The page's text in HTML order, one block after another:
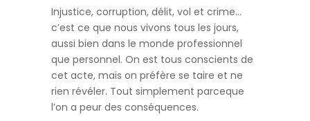
Injustice, corruption, délit, vol et crime…
c’est ce que nous vivons tous les jours,
aussi bien dans le monde professionnel
que personnel. On est tous conscients de
cet acte, mais on préfère se taire et ne
rien révéler. Tout simplement parceque
l’on a peur des conséquences.